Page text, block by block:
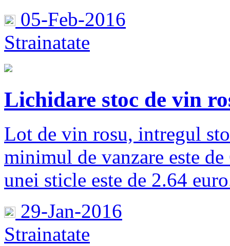
05-Feb-2016
Strainatate
Lichidare stoc de vin
Lot de vin rosu, intregul
minimul de vanzare este
unei sticle este de 2.64
29-Jan-2016
Strainatate